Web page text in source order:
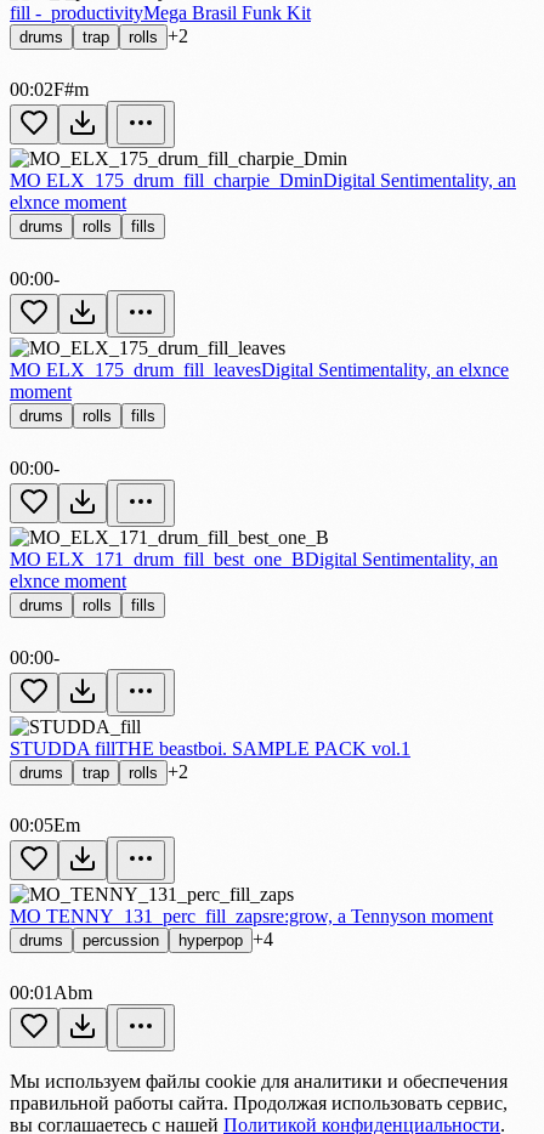
fill -_productivityMega Brasil Funk Kit
drums trap rolls +2
00:02F#m
MO ELX_175_drum_fill_charpie_DminDigital Sentimentality, an
elxnce moment
drums rolls fills
00:00-
MO ELX_175_drum_fill_leavesDigital Sentimentality, an elxnce
moment
drums rolls fills
00:00-
MO ELX_171_drum_fill_best_one_BDigital Sentimentality, an
elxnce moment
drums rolls fills
00:00-
STUDDA fillTHE beastboi. SAMPLE PACK vol.1
drums trap rolls +2
00:05Em
MO TENNY_131_perc_fill_zapsre:grow, a Tennyson moment
drums percussion hyperpop +4
00:01 Abm
Мы используем файлы cookie для аналитики и обеспечения
правильной работы сайта. Продолжая использовать сервис,
вы соглашаетесь с нашей Политикой конфиденциальности.